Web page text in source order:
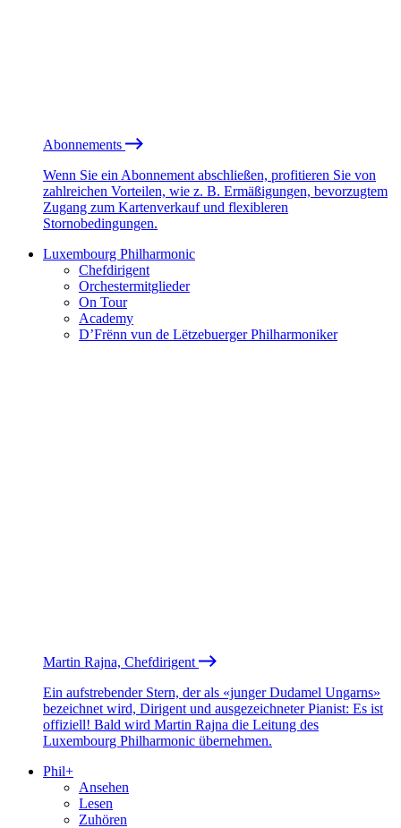
Abonnements
Wenn Sie ein Abonnement abschließen, profitieren Sie von
zahlreichen Vorteilen, wie z. B. Ermäßigungen, bevorzugtem
Zugang zum Kartenverkauf und flexibleren
Stornobedingungen.
Luxembourg Philharmonic
Chefdirigent
Orchestermitglieder
On Tour
Academy
D’Frënn vun de Lëtzebuerger Philharmoniker
Martin Rajna, Chefdirigent
Ein aufstrebender Stern, der als «junger Dudamel Ungarns»
bezeichnet wird, Dirigent und ausgezeichneter Pianist: Es ist
offiziell! Bald wird Martin Rajna die Leitung des
Luxembourg Philharmonic übernehmen.
Phil+
Ansehen
Lesen
Zuhören